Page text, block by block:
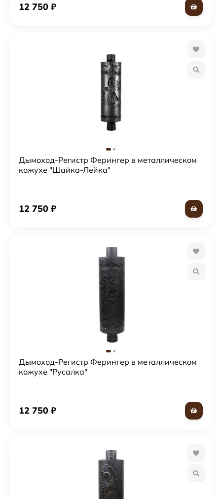
12 750 ₽
Дымоход-Регистр Ферингер в металлическом
кожухе "Шайка-Лейка"
12 750 ₽
Дымоход-Регистр Ферингер в металлическом
кожухе "Русалка"
12 750 ₽